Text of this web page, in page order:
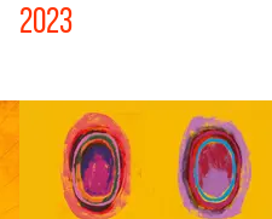
2023